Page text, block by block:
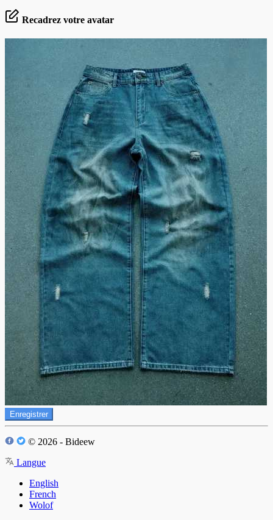
Recadrez votre avatar
Enregistrer
© 2026 - Bideew
Langue
English
French
Wolof